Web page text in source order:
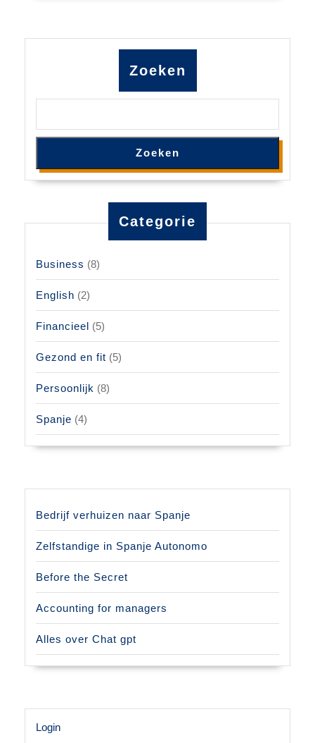
Zoeken
Zoeken
Categorie
Business (8)
English (2)
Financieel (5)
Gezond en fit (5)
Persoonlijk (8)
Spanje (4)
Bedrijf verhuizen naar Spanje
Zelfstandige in Spanje Autonomo
Before the Secret
Accounting for managers
Alles over Chat gpt
Login